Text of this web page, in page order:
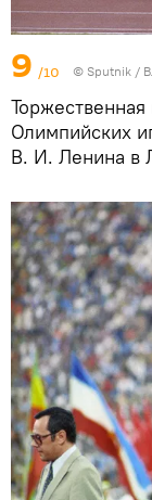
9 /10 © Sputnik /
Олимпийских
В. И. Ленина в